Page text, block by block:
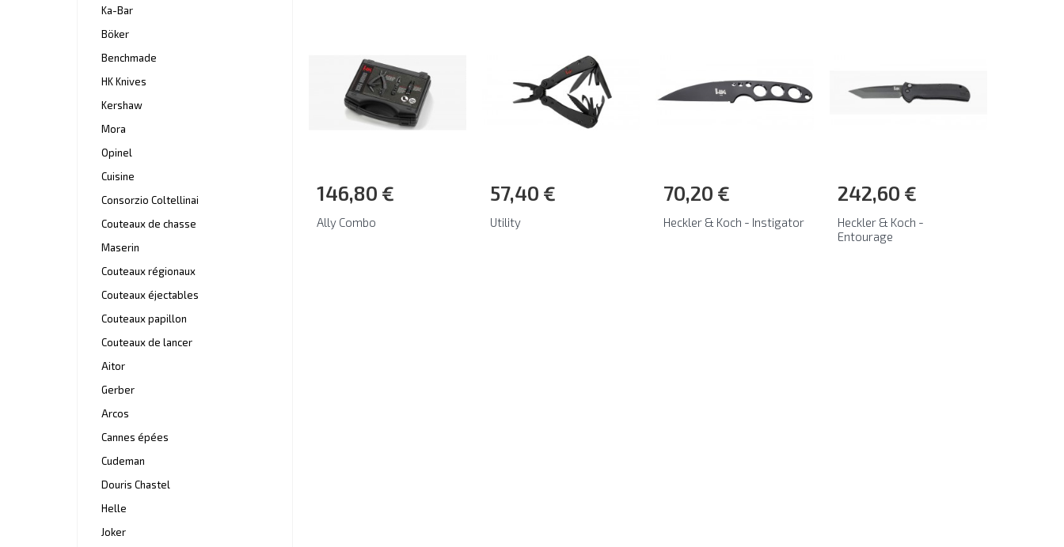
Ka-Bar
Böker
Benchmade
HK Knives
Kershaw
Mora
Opinel
Cuisine
Consorzio Coltellinai
Couteaux de chasse
Maserin
Couteaux régionaux
Couteaux éjectables
Couteaux papillon
Couteaux de lancer
Aitor
Gerber
Arcos
Cannes épées
Cudeman
Douris Chastel
Helle
Joker
146,80 €
Ally Combo
57,40 €
Utility
70,20 €
Heckler & Koch - Instigator
242,60 €
Heckler & Koch -
Entourage